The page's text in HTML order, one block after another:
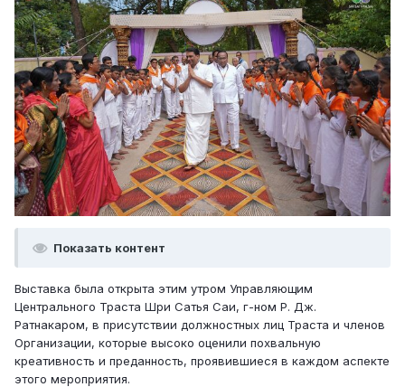
Показать контент
Выставка была открыта этим утром Управляющим
Центрального Траста Шри Сатья Саи, г-ном Р. Дж.
Ратнакаром, в присутствии должностных лиц Траста и членов
Организации, которые высоко оценили похвальную
креативность и преданность, проявившиеся в каждом аспекте
этого мероприятия.